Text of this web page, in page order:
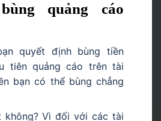
quảng cáo
quyết định bùng tiền
tiên quảng cáo trên tài
bạn có thể bùng chẳng
không? Vì đối với các tài